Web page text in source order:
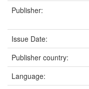
Publisher:
Issue Date:
Publisher country:
Language: